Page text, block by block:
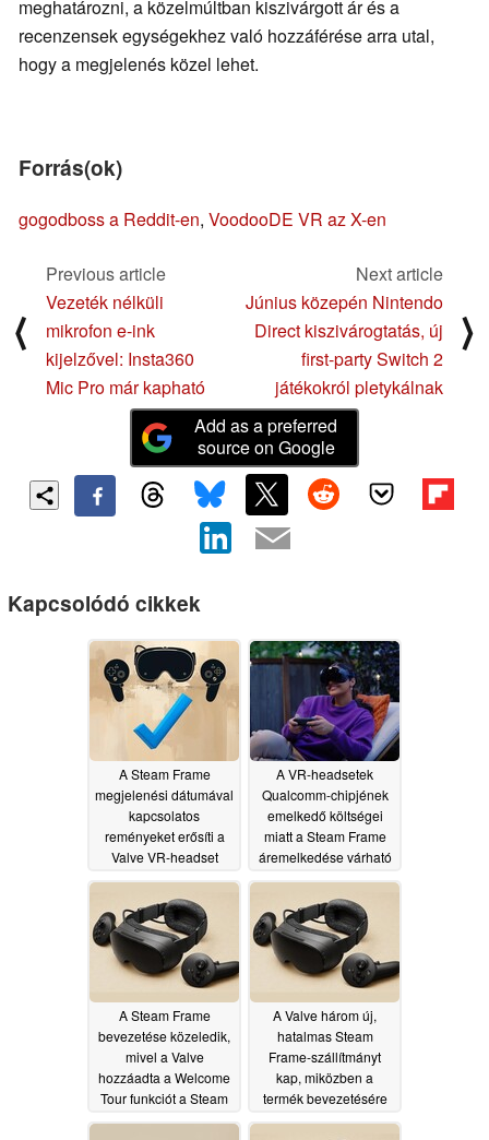
meghatározni, a közelmúltban kiszivárgott ár és a
recenzensek egységekhez való hozzáférése arra utal,
hogy a megjelenés közel lehet.
Forrás(ok)
gogodboss a Reddit-en, VoodooDE VR az X-en
⟨
Previous article
Vezeték nélküli
mikrofon e-ink
kijelzővel: Insta360
Mic Pro már kapható
Next article
Június közepén Nintendo
Direct kiszivárogtatás, új
first-party Switch 2
játékokról pletykálnak
⟩
Add as a preferred
source on Google
Kapcsolódó cikkek
A Steam Frame
megjelenési dátumával
kapcsolatos
reményeket erősíti a
Valve VR-headset
07/30/2026
A VR-headsetek
Qualcomm-chipjének
emelkedő költségei
miatt a Steam Frame
áremelkedése várható
07/26/2026
A Steam Frame
bevezetése közeledik,
mivel a Valve
hozzáadta a Welcome
Tour funkciót a Steam
A Valve három új,
hatalmas Steam
Frame-szállítmányt
kap, miközben a
termék bevezetésére
07/19/2026